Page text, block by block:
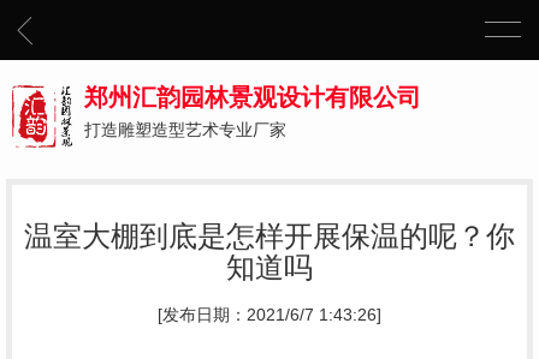
郑州汇韵园林景观设计有限公司
打造雕塑造型艺术专业厂家
温室大棚到底是怎样开展保温的呢？你
知道吗
[发布日期：2021/6/7 1:43:26]